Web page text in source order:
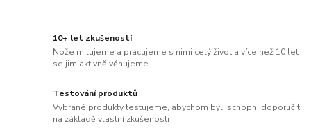
10+ let zkušeností
Nože milujeme a pracujeme s nimi celý život a více než 10 let
se jim aktivně věnujeme.
Testování produktů
Vybrané produkty testujeme, abychom byli schopni doporučit
na základě vlastní zkušenosti